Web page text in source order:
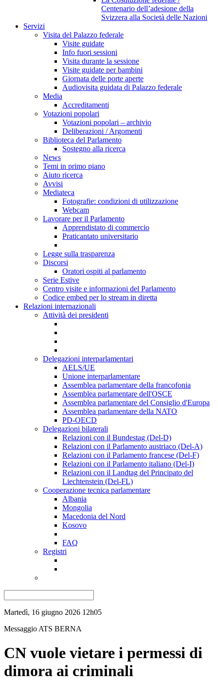
Centenario dell’adesione della
Svizzera alla Società delle Nazioni
Servizi
Visita del Palazzo federale
Visite guidate
Info fuori sessioni
Visita durante la sessione
Visite guidate per bambini
Giornata delle porte aperte
Audiovisita guidata di Palazzo federale
Media
Accreditamenti
Votazioni popolari
Votazioni popolari – archivio
Deliberazioni / Argomenti
Biblioteca del Parlamento
Sostegno alla ricerca
News
Temi in primo piano
Aiuto ricerca
Avvisi
Mediateca
Fotografie: condizioni di utilizzazione
Webcam
Lavorare per il Parlamento
Apprendistato di commercio
Praticantato universitario
Legge sulla trasparenza
Discorsi
Oratori ospiti al parlamento
Serie Estive
Centro visite e informazioni del Parlamento
Codice embed per lo stream in diretta
Relazioni internazionali
Attività dei presidenti
Delegazioni interparlamentari
AELS/UE
Unione interparlamentare
Assemblea parlamentare della francofonia
Assemblea parlamentare dell'OSCE
Assemblea parlamentare del Consiglio d'Europa
Assemblea parlamentare della NATO
PD-OECD
Delegazioni bilaterali
Relazioni con il Bundestag (Del-D)
Relazioni con il Parlamento austriaco (Del-A)
Relazioni con il Parlamento francese (Del-F)
Relazioni con il Parlamento italiano (Del-I)
Relazioni con il Landtag del Principato del
Liechtenstein (Del-FL)
Cooperazione tecnica parlamentare
Albania
Mongolia
Macedonia del Nord
Kosovo
FAQ
Registri
Martedì, 16 giugno 2026 12h05
Messaggio ATS BERNA
CN vuole vietare i permessi di
dimora ai criminali